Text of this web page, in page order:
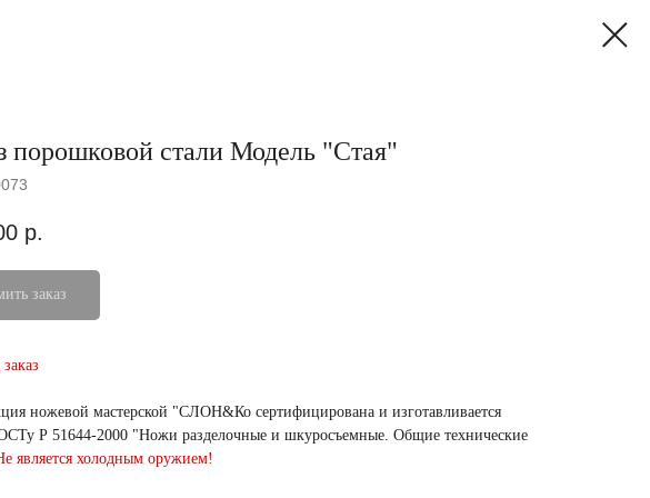
порошковой стали Модель "Стая"
р.
заказ
ножевой мастерской "СЛОН&Ко сертифицирована и изготавливается
Р 51644-2000 "Ножи разделочные и шкуросъемные. Общие технические
является холодным оружием!